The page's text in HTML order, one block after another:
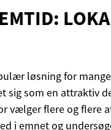
løsning for
sig som en attraktiv
vælger flere og flere
i emnet og